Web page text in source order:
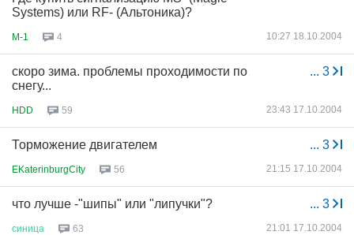
Systems) или RF- (Альтоника)?
M-1 4 10:27 18.10.2004
... 3
скоро зима. проблемы проходимости по
снегу...
HDD 59 23:43 17.10.2004
... 3
Торможение двигателем
EKaterinburgCity 56 21:15 17.10.2004
... 3
что лучше -"шипы" или "липучки"?
синица 63 21:01 17.10.2004